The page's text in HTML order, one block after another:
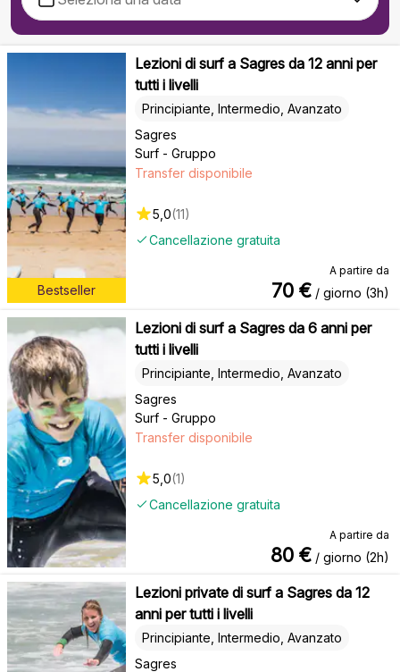
Bestseller
Lezioni di surf a Sagres da 12 anni per
tutti i livelli
Sagres
Principiante, Intermedio, Avanzato
Surf - Gruppo
Cancellazione gratuita
Transfer disponibile
5,0(11)
A partire da
70 € / giorno (3h)
Lezioni di surf a Sagres da 6 anni per
tutti i livelli
Sagres
Principiante, Intermedio, Avanzato
Surf - Gruppo
Cancellazione gratuita
Transfer disponibile
5,0(1)
A partire da
80 € / giorno (2h)
Lezioni private di surf a Sagres da 12
anni per tutti i livelli
Sagres
Principiante, Intermedio, Avanzato